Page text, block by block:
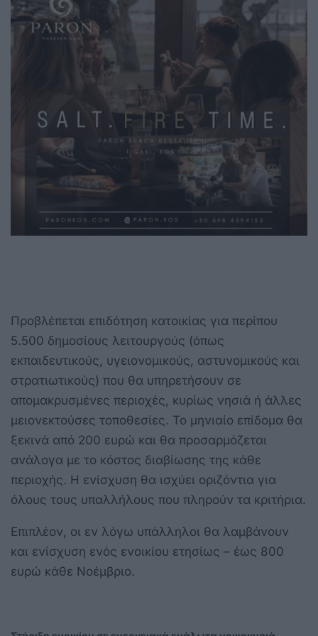
Προβλέπεται επιδότηση κατοικίας για περίπου
5.500 δημοσίους λειτουργούς (όπως
εκπαιδευτικούς, υγειονομικούς, αστυνομικούς και
στρατιωτικούς) που θα υπηρετήσουν σε
απομακρυσμένες περιοχές, κυρίως νησιά ή άλλες
μειονεκτούσες τοποθεσίες. Το μηνιαίο επίδομα θα
ξεκινά από 200 ευρώ και θα προσαρμόζεται
ανάλογα με το κόστος διαβίωσης της κάθε
περιοχής. Η ενίσχυση θα ισχύει οριζόντια για
όλους τους υπαλλήλους που πληρούν τα κριτήρια.
Επιπλέον, οι εν λόγω υπάλληλοι θα λαμβάνουν
και ενίσχυση ενός ενοικίου ετησίως – έως 800
ευρώ κάθε Νοέμβριο.